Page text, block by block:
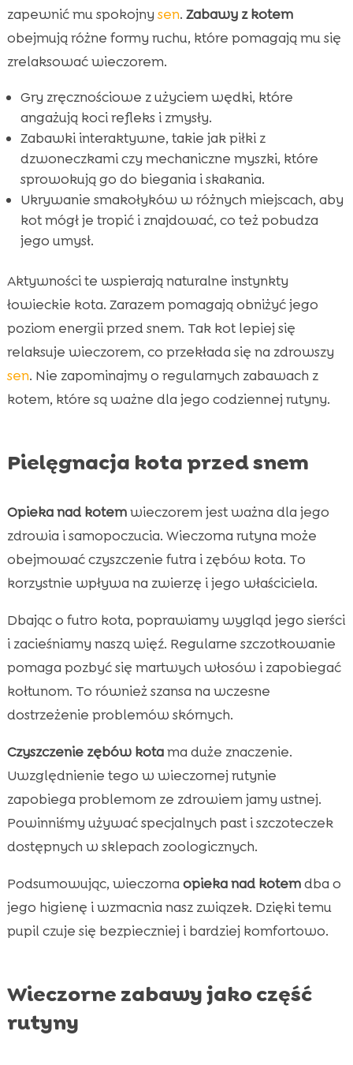
zapewnić mu spokojny sen. Zabawy z kotem
obejmują różne formy ruchu, które pomagają mu się
zrelaksować wieczorem.
Gry zręcznościowe z użyciem wędki, które
angażują koci refleks i zmysły.
Zabawki interaktywne, takie jak piłki z
dzwoneczkami czy mechaniczne myszki, które
sprowokują go do biegania i skakania.
Ukrywanie smakołyków w różnych miejscach, aby
kot mógł je tropić i znajdować, co też pobudza
jego umysł.
Aktywności te wspierają naturalne instynkty
łowieckie kota. Zarazem pomagają obniżyć jego
poziom energii przed snem. Tak kot lepiej się
relaksuje wieczorem, co przekłada się na zdrowszy
sen. Nie zapominajmy o regularnych zabawach z
kotem, które są ważne dla jego codziennej rutyny.
Pielęgnacja kota przed snem
Opieka nad kotemwieczorem jest ważna dla jego
zdrowia i samopoczucia. Wieczorna rutyna może
obejmować czyszczenie futra i zębów kota. To
korzystnie wpływa na zwierzę i jego właściciela.
Dbając o futro kota, poprawiamy wygląd jego sierści
i zacieśniamy naszą więź. Regularne szczotkowanie
pomaga pozbyć się martwych włosów i zapobiegać
kołtunom. To również szansa na wczesne
dostrzeżenie problemów skórnych.
Czyszczenie zębów kotama duże znaczenie.
Uwzględnienie tego w wieczornej rutynie
zapobiega problemom ze zdrowiem jamy ustnej.
Powinniśmy używać specjalnych past i szczoteczek
dostępnych w sklepach zoologicznych.
Podsumowując, wieczorna opieka nad kotemdba o
jego higienę i wzmacnia nasz związek. Dzięki temu
pupil czuje się bezpieczniej i bardziej komfortowo.
Wieczorne zabawy jako część
rutyny